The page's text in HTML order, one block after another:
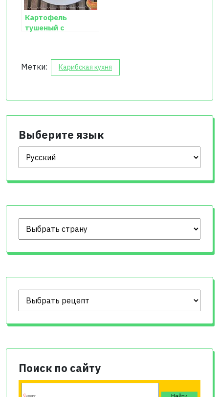
Картофель
тушеный с
Метки: Карибская кухня
Выберите язык
Выберите язык
Поиск по сайту